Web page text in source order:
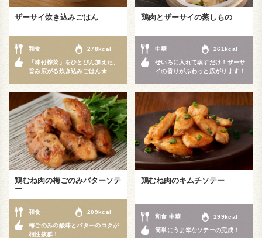
ザーサイ炊き込みごはん
和食 278kcal
「味付榨菜」をひとびん加えた、
旨み広がる炊き込みごはん★
鶏肉とザーサイの蒸しもの
中華 261kcal
せいろに入れて蒸すだけ！ザーサ
イの香りがふわっと広がります！
鶏むね肉の梅ごのみバターソテ
ー
和食 209kcal
梅ごのみの酸味とバターのコクが
相性抜群！
鶏むね肉のキムチソテー
和食 中華 199kcal
簡単にうま辛なソテーの完成！